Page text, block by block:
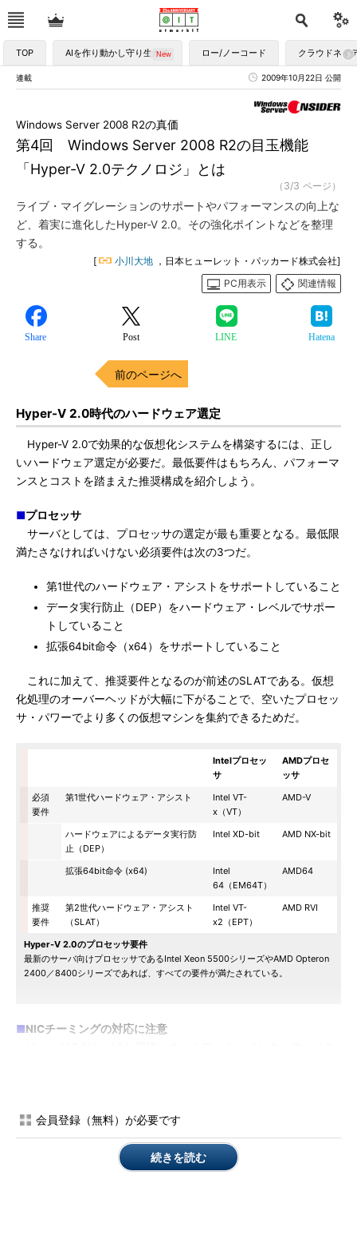
TOP AIを作り動かし守り生かす ロー/ノーコード クラウドネイ
連載 2009年10月22日 公開
第4回 Windows Server 2008 R2の目玉機能
「Hyper-V 2.0テクノロジ」とは
Windows Server 2008 R2の真価
（3/3 ページ）
ライブ・マイグレーションのサポートやパフォーマンスの向上な
ど、着実に進化したHyper-V 2.0。その強化ポイントなどを整理
する。
[ 小川大地 ，日本ヒューレット・パッカード株式会社]
PC用表示
関連情報
Share Post LINE Hatena
前のページへ
Hyper-V 2.0時代のハードウェア選定
Hyper-V 2.0で効果的な仮想化システムを構築するには、正し
いハードウェア選定が必要だ。最低要件はもちろん、パフォーマ
ンスとコストを踏まえた推奨構成を紹介しよう。
■プロセッサ
サーバとしては、プロセッサの選定が最も重要となる。最低限
満たさなければいけない必須要件は次の3つだ。
第1世代のハードウェア・アシストをサポートしていること
データ実行防止（DEP）をハードウェア・レベルでサポー
トしていること
拡張64bit命令（x64）をサポートしていること
これに加えて、推奨要件となるのが前述のSLATである。仮想
化処理のオーバーヘッドが大幅に下がることで、空いたプロセッ
サ・パワーでより多くの仮想マシンを集約できるためだ。
Intelプロセッ
サ
AMDプロセ
ッサ
必須
要件
第1世代ハードウェア・アシスト
Intel VT-
x（VT）
AMD-V
ハードウェアによるデータ実行防
止（DEP）
Intel XD-bit AMD NX-bit
拡張64bit命令 (x64)
Intel
64（EM64T）
AMD64
推奨
要件
第2世代ハードウェア・アシスト
（SLAT）
Intel VT-
x2（EPT）
AMD RVI
Hyper-V 2.0のプロセッサ要件
最新のサーバ向けプロセッサであるIntel Xeon 5500シリーズやAMD Opteron
2400／8400シリーズであれば、すべての要件が満たされている。
■NICチーミングの対応に注意
イバ側で対応してほしいというスタンスだ。一見、特に問題ない
ように思われるが、Hyper-Vのこのスタンスはサーバ選定に大き
く影響を及ぼしている。
会員登録（無料）が必要です
続きを読む